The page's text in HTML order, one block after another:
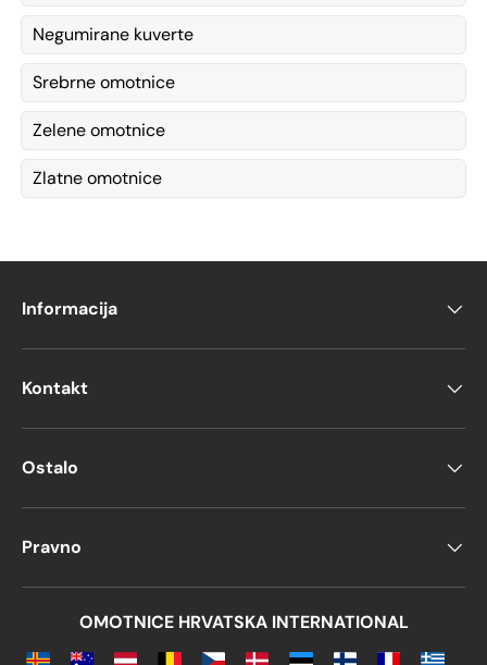
Negumirane kuverte
Srebrne omotnice
Zelene omotnice
Zlatne omotnice
Informacija
Kontakt
Ostalo
Pravno
OMOTNICE HRVATSKA INTERNATIONAL